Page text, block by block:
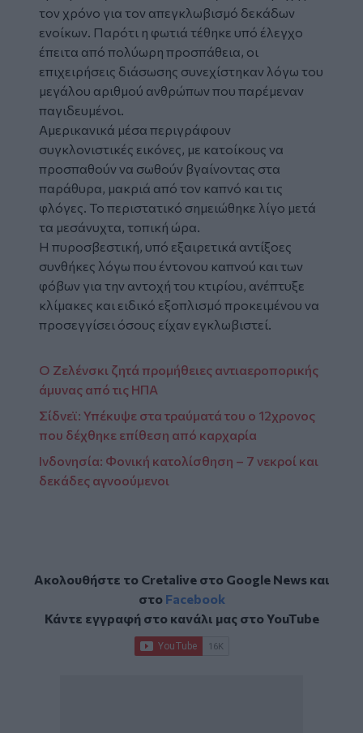
τον χρόνο για τον απεγκλωβισμό δεκάδων
ενοίκων. Παρότι η φωτιά τέθηκε υπό έλεγχο
έπειτα από πολύωρη προσπάθεια, οι
επιχειρήσεις διάσωσης συνεχίστηκαν λόγω του
μεγάλου αριθμού ανθρώπων που παρέμεναν
παγιδευμένοι.
Αμερικανικά μέσα περιγράφουν
συγκλονιστικές εικόνες, με κατοίκους να
προσπαθούν να σωθούν βγαίνοντας στα
παράθυρα, μακριά από τον καπνό και τις
φλόγες. Το περιστατικό σημειώθηκε λίγο μετά
τα μεσάνυχτα, τοπική ώρα.
Η πυροσβεστική, υπό εξαιρετικά αντίξοες
συνθήκες λόγω που έντονου καπνού και των
φόβων για την αντοχή του κτιρίου, ανέπτυξε
κλίμακες και ειδικό εξοπλισμό προκειμένου να
προσεγγίσει όσους είχαν εγκλωβιστεί.
Ο Ζελένσκι ζητά προμήθειες αντιαεροπορικής
άμυνας από τις ΗΠΑ
Σίδνεϊ: Υπέκυψε στα τραύματά του ο 12χρονος
που δέχθηκε επίθεση από καρχαρία
Ινδονησία: Φονική κατολίσθηση – 7 νεκροί και
δεκάδες αγνοούμενοι
Ακολουθήστε το Cretalive στο Google Newsκαι
στο Facebook
Κάντε εγγραφή στο κανάλι μας στοYouTube